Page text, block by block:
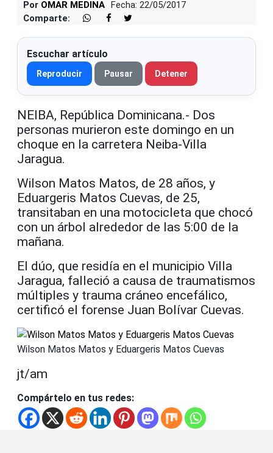
Por OMAR MEDINA
Fecha: 22/05/2017
Comparte:
Escuchar artículo
Reproducir Pausar Detener
NEIBA, República Dominicana.- Dos
personas murieron este domingo en un
choque en la carretera Neiba-Villa
Jaragua.
Wilson Matos Matos, de 28 años, y
Eduargeris Matos Cuevas, de 25,
transitaban en una motocicleta que chocó
con un árbol alrededor de las 5:00 de la
mañana.
El dúo, que residía en el municipio Villa
Jaragua, falleció a causa de traumatismos
múltiples y trauma cráneo encefálico,
certificó el forense Juan Bolívar Cuevas.
Wilson Matos Matos y Eduargeris Matos Cuevas
jt/am
Compártelo en tus redes: